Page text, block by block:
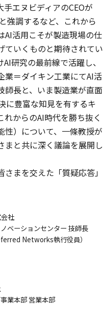
エヌビディアのCEOが
強調するなど、これから
AI活用こそが製造現場の仕
ていくものと期待されてい
研究の最前線で活躍し、
業＝ダイキン工業にてAI活
師長と、いま製造業が直面
に豊富な知見を有するキ
からのAI時代を勝ち抜く
性）について、一條教授が
まと共に深く議論を展開し
まを交えた「質疑応答」
社
ベーションセンター 技師長
Networks執行役員）
業本部 営業本部